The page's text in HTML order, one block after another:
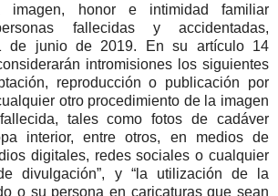
imagen, honor e intimidad familiar
fallecidas y accidentadas,
de junio de 2019. En su artículo 14
intromisiones los siguientes
reproducción o publicación por
otro procedimiento de la imagen
tales como fotos de cadáver
interior, entre otros, en medios de
digitales, redes sociales o cualquier
divulgación”, y “la utilización de la
o su persona en caricaturas que sean